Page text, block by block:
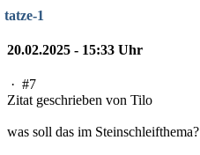
tatze-1
20.02.2025 - 15:33 Uhr
· #7
Zitat geschrieben von Tilo
was soll das im Steinschleifthema?